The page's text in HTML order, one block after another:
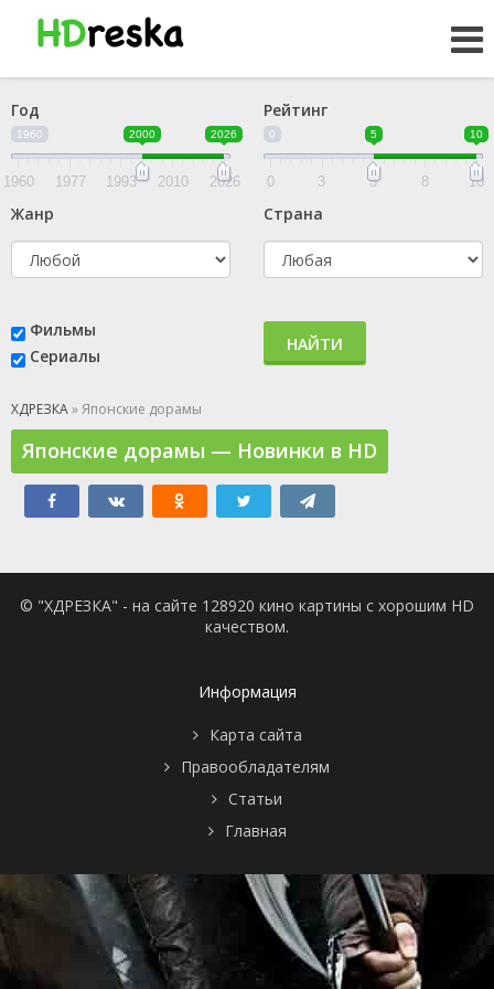
Год
1960 2000 2026
1960 1977 1993 2010 2026
Рейтинг
0 5 10
0 3 5 8 10
Жанр Страна
Фильмы
Сериалы
НАЙТИ
ХДРЕЗКА» Японские дорамы
Японские дорамы — Новинки в HD
© "ХДРЕЗКА" - на сайте 128920 кино картины с хорошим HD
качеством.
Информация
Карта сайта
Правообладателям
Статьи
Главная